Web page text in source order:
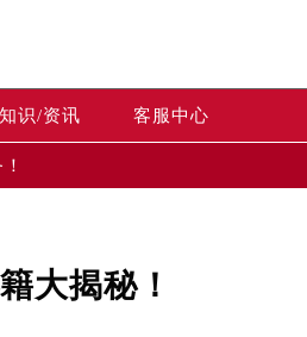
识/资讯 客服中心
大揭秘！